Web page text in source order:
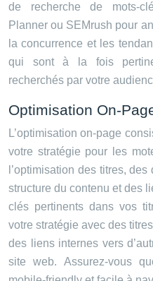
de recherche de mots-
Planner ou SEMrush pour
la concurrence et les
qui sont à la fois
recherchés par votre
Optimisation On-
L’optimisation on-page
votre stratégie pour les
l’optimisation des titres,
structure du contenu et des
clés pertinents dans vos
votre stratégie avec des
des liens internes vers
site web. Assurez-vous